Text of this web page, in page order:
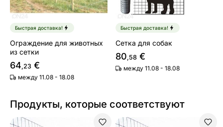
Быстрая доставка!
Ограждение для животных
из сетки
64,23 €
между 11.08 - 18.08
Быстрая доставка!
Сетка для собак
80,58 €
между 11.08 - 18.08
Продукты, которые соответствуют